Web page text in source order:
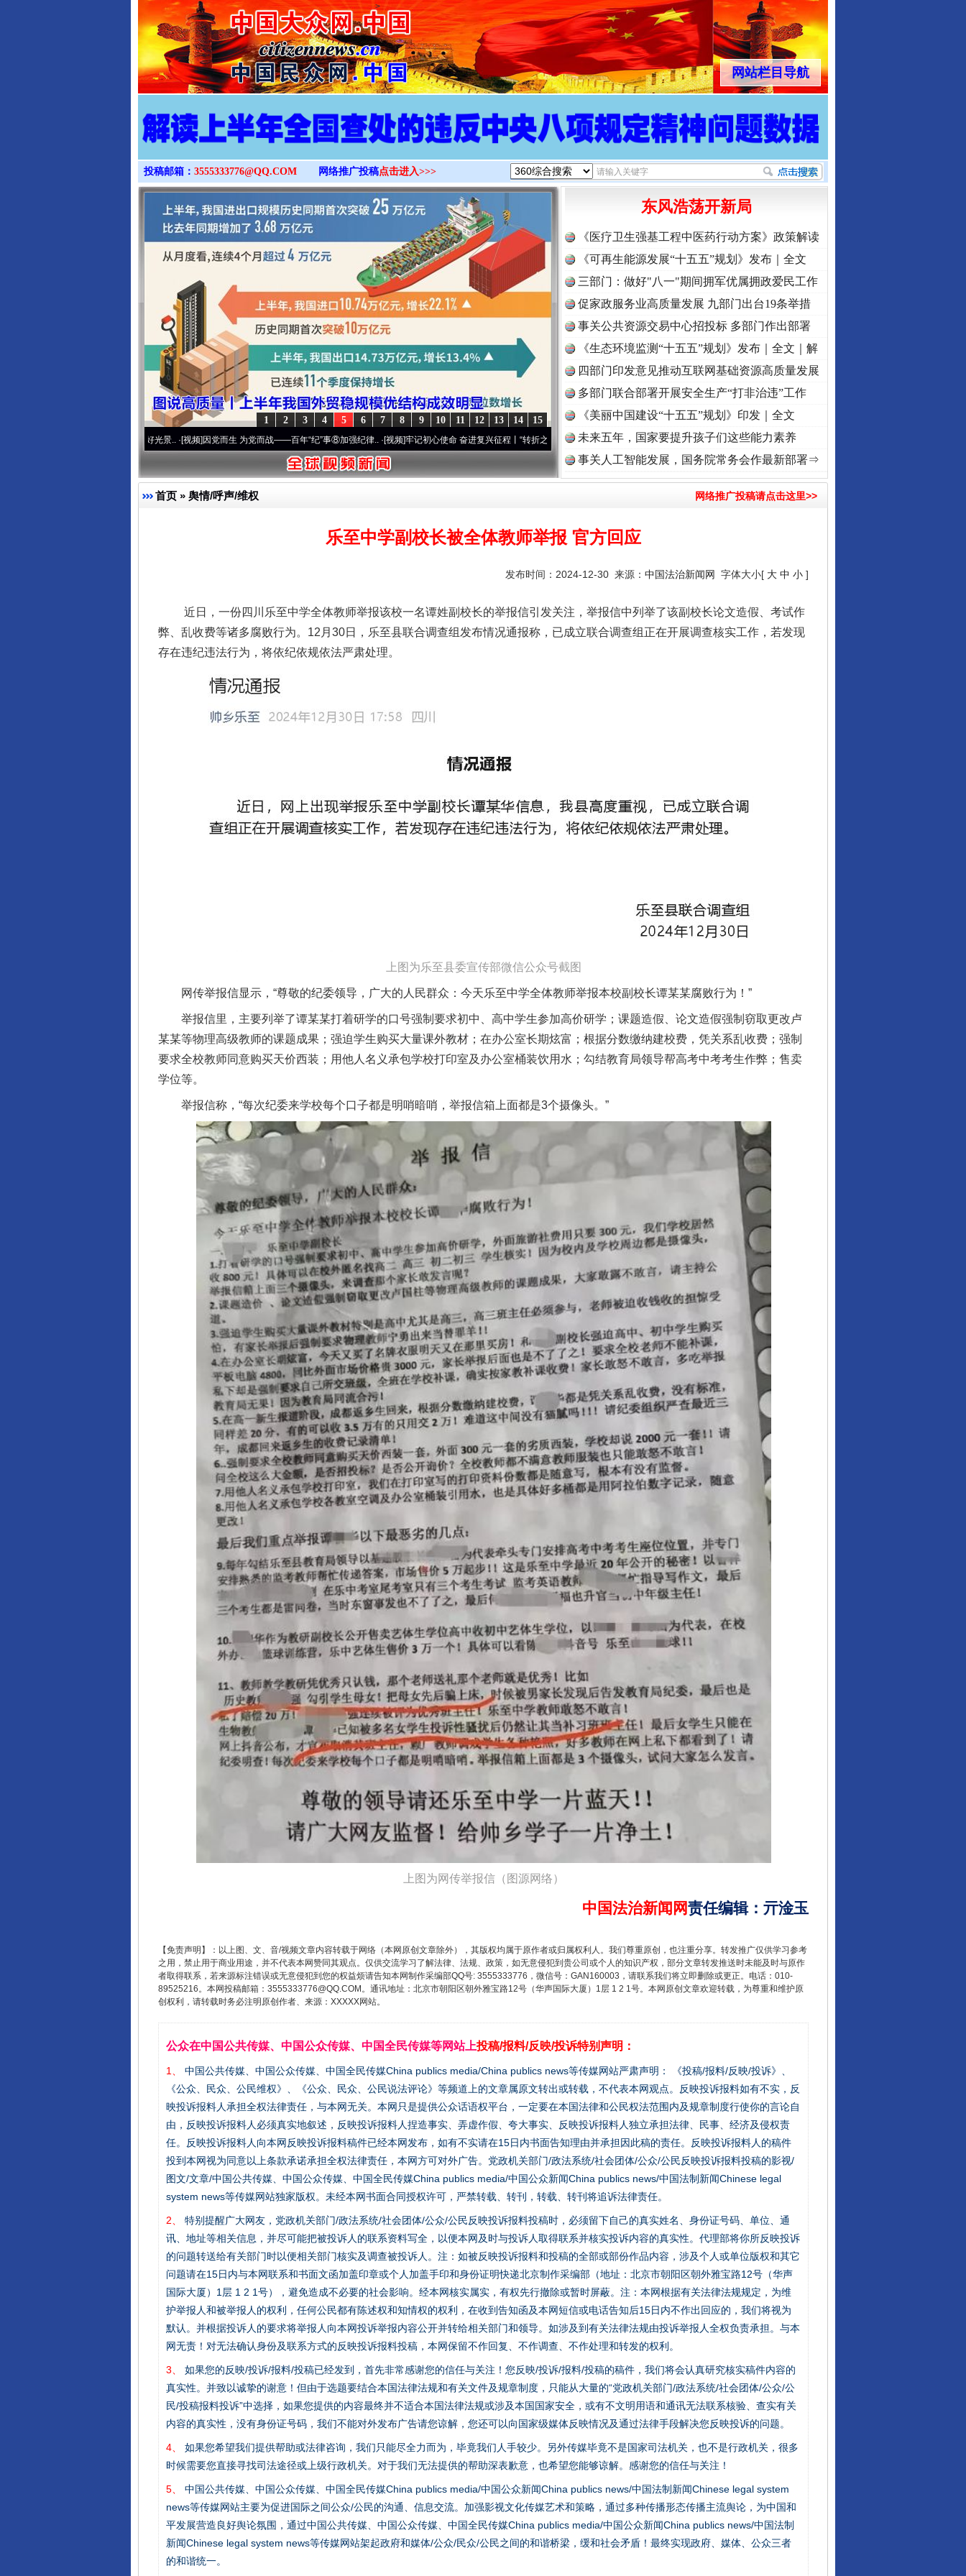
>
网站栏目导航
投稿邮箱： 3555333776@QQ.COM 网络推广投稿点击进入>>>
15
14
13
12
11
10
9
8
7
6
5
4
3
2
1
·[视频]因党而生 为党而战——百年“纪”事⑧加强纪律..·[视频]牢记初心使命 奋进复兴征程丨“转折之城”激荡..·[视频] 牢记初心使命 奋进复兴征程丨红船起航处 潮起..·[视频]一首歌的时间，读懂乐至的“诗与远方”
东风浩荡开新局
《医疗卫生强基工程中医药行动方案》政策解读
《可再生能源发展“十五五”规划》发布｜全文
三部门：做好"八一"期间拥军优属拥政爱民工作
促家政服务业高质量发展 九部门出台19条举措
事关公共资源交易中心招投标 多部门作出部署
《生态环境监测“十五五”规划》发布｜全文｜解
读
四部门印发意见推动互联网基础资源高质量发展
多部门联合部署开展安全生产“打非治违”工作
《美丽中国建设“十五五”规划》印发｜全文
未来五年，国家要提升孩子们这些能力素养
事关人工智能发展，国务院常务会作最新部署⇒
首页 » 舆情/呼声/维权 网络推广投稿请点击这里>>
乐至中学副校长被全体教师举报 官方回应
发布时间：2024-12-30 来源： 中国法治新闻网 字体大小[ 大 中 小 ]
近日，一份四川乐至中学全体教师举报该校一名谭姓副校长的举报信引发关注，举报信中列举了该副校长论文造假、考试作
弊、乱收费等诸多腐败行为。12月30日，乐至县联合调查组发布情况通报称，已成立联合调查组正在开展调查核实工作，若发现
存在违纪违法行为，将依纪依规依法严肃处理。
上图为乐至县委宣传部微信公众号截图
网传举报信显示，“尊敬的纪委领导，广大的人民群众：今天乐至中学全体教师举报本校副校长谭某某腐败行为！”
举报信里，主要列举了谭某某打着研学的口号强制要求初中、高中学生参加高价研学；课题造假、论文造假强制窃取更改卢
某某等物理高级教师的课题成果；强迫学生购买大量课外教材；在办公室长期炫富；根据分数缴纳建校费，凭关系乱收费；强制
要求全校教师同意购买天价西装；用他人名义承包学校打印室及办公室桶装饮用水；勾结教育局领导帮高考中考考生作弊；售卖
学位等。
举报信称，“每次纪委来学校每个口子都是明哨暗哨，举报信箱上面都是3个摄像头。”
上图为网传举报信（ 图源网络）
中国法治新闻网责任编辑： 亓淦玉
【免责声明】：以上图、文、音/视频文章内容转载于网络（本网原创文章除外），其版权均属于原作者或归属权利人。我们尊重原创，也注重分享。转发推广仅供学习参考
之用，禁止用于商业用途，并不代表本网赞同其观点。仅供交流学习了解法律、法规、政策，如无意侵犯到贵公司或个人的知识产权，部分文章转发推送时未能及时与原作
者取得联系，若来源标注错误或无意侵犯到您的权益烦请告知本网制作采编部QQ号: 3555333776，微信号：GAN160003，请联系我们将立即删除或更正。电话：010-
89525216。本网投稿邮箱：3555333776@QQ.COM。通讯地址：北京市朝阳区朝外雅宝路12号（华声国际大厦）1层 1 2 1号。本网原创文章欢迎转载，为尊重和维护原
创权利，请转载时务必注明原创作者、来源：XXXXX网站。
公众在中国公共传媒、中国公众传媒、中国全民传媒等网站上投稿/报料/反映/投诉特别声明：
1、
中国公共传媒、中国公众传媒、中国全民传媒China publics media/China publics news等传媒网站严肃声明： 《投稿/报料/反映/投诉》、
《公众、民众、公民维权》、《公众、民众、公民说法评论》等频道上的文章属原文转出或转载，不代表本网观点。反映投诉报料如有不实，反
映投诉报料人承担全权法律责任，与本网无关。本网只是提供公众话语权平台，一定要在本国法律和公民权法范围内及规章制度行使你的言论自
由，反映投诉报料人必须真实地叙述，反映投诉报料人捏造事实、弄虚作假、夸大事实、反映投诉报料人独立承担法律、民事、经济及侵权责
任。反映投诉报料人向本网反映投诉报料稿件已经本网发布，如有不实请在15日内书面告知理由并承担因此稿的责任。反映投诉报料人的稿件
投到本网视为同意以上条款承诺承担全权法律责任，本网方可对外广告。党政机关部门/政法系统/社会团体/公众/公民反映投诉报料投稿的影视/
图文/文章/中国公共传媒、中国公众传媒、中国全民传媒China publics media/中国公众新闻China publics news/中国法制新闻Chinese legal
system news等传媒网站独家版权。未经本网书面合同授权许可，严禁转载、转刊，转载、转刊将追诉法律责任。
2、
特别提醒广大网友，党政机关部门/政法系统/社会团体/公众/公民反映投诉报料投稿时，必须留下自己的真实姓名、身份证号码、单位、通
讯、地址等相关信息，并尽可能把被投诉人的联系资料写全，以便本网及时与投诉人取得联系并核实投诉内容的真实性。代理部将你所反映投诉
的问题转送给有关部门时以便相关部门核实及调查被投诉人。注：如被反映投诉报料和投稿的全部或部份作品内容，涉及个人或单位版权和其它
问题请在15日内与本网联系和书面文函加盖印章或个人加盖手印和身份证明快递北京制作采编部（地址：北京市朝阳区朝外雅宝路12号（华声
国际大厦）1层 1 2 1号），避免造成不必要的社会影响。经本网核实属实，有权先行撤除或暂时屏蔽。注：本网根据有关法律法规规定，为维
护举报人和被举报人的权利，任何公民都有陈述权和知情权的权利，在收到告知函及本网短信或电话告知后15日内不作出回应的，我们将视为
默认。并根据投诉人的要求将举报人向本网投诉举报内容公开并转给相关部门和领导。如涉及到有关法律法规由投诉举报人全权负责承担。与本
网无责！对无法确认身份及联系方式的反映投诉报料投稿，本网保留不作回复、不作调查、不作处理和转发的权利。
3、
如果您的反映/投诉/报料/投稿已经发到，首先非常感谢您的信任与关注！您反映/投诉/报料/投稿的稿件，我们将会认真研究核实稿件内容的
真实性。并致以诚挚的谢意！但由于选题要结合本国法律法规和有关文件及规章制度，只能从大量的“党政机关部门/政法系统/社会团体/公众/公
民/投稿报料投诉”中选择，如果您提供的内容最终并不适合本国法律法规或涉及本国国家安全，或有不文明用语和通讯无法联系核验、查实有关
内容的真实性，没有身份证号码，我们不能对外发布广告请您谅解，您还可以向国家级媒体反映情况及通过法律手段解决您反映投诉的问题。
4、
如果您希望我们提供帮助或法律咨询，我们只能尽全力而为，毕竟我们人手较少。另外传媒毕竟不是国家司法机关，也不是行政机关，很多
时候需要您直接寻找司法途径或上级行政机关。对于我们无法提供的帮助深表歉意，也希望您能够谅解。感谢您的信任与关注！
5、
中国公共传媒、中国公众传媒、中国全民传媒China publics media/中国公众新闻China publics news/中国法制新闻Chinese legal system
news等传媒网站主要为促进国际之间公众/公民的沟通、信息交流。加强影视文化传媒艺术和策略，通过多种传播形态传播主流舆论，为中国和
平发展营造良好舆论氛围，通过中国公共传媒、中国公众传媒、中国全民传媒China publics media/中国公众新闻China publics news/中国法制
新闻Chinese legal system news等传媒网站架起政府和媒体/公众/民众/公民之间的和谐桥梁，缓和社会矛盾！最终实现政府、媒体、公众三者
的和谐统一。
完善运行机制助力责任有效落实 一纸欠条伤亲情 巡回调解促和解.. 行业协会接连发公告
东山县通报“牛蛙产品抗生素超标问题” 法徽映军营 权益有保障 让核能赋能千行百业
千年窑火 生生不息 一批国家标准开始实施 从数据变化看反腐深化
揭开“小金库”的免责幌子